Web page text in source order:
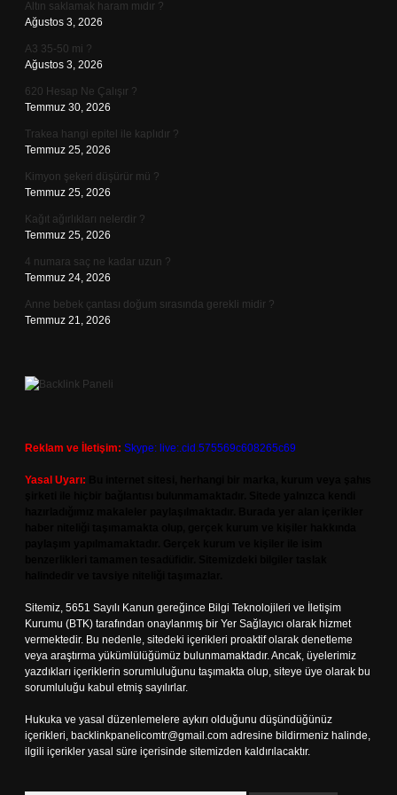
Altın saklamak haram mıdır ?
Ağustos 3, 2026
A3 35-50 mi ?
Ağustos 3, 2026
620 Hesap Ne Çalışır ?
Temmuz 30, 2026
Trakea hangi epitel ile kaplıdır ?
Temmuz 25, 2026
Kimyon şekeri düşürür mü ?
Temmuz 25, 2026
Kağıt ağırlıkları nelerdir ?
Temmuz 25, 2026
4 numara saç ne kadar uzun ?
Temmuz 24, 2026
Anne bebek çantası doğum sırasında gerekli midir ?
Temmuz 21, 2026
Reklam ve İletişim: Skype: live:.cid.575569c608265c69
Yasal Uyarı:
Sitemiz, 5651 Sayılı Kanun gereğince Bilgi Teknolojileri ve İletişim
Kurumu (BTK) tarafından onaylanmış bir Yer Sağlayıcı olarak hizmet
vermektedir. Bu nedenle, sitedeki içerikleri proaktif olarak denetleme
veya araştırma yükümlülüğümüz bulunmamaktadır. Ancak, üyelerimiz
yazdıkları içeriklerin sorumluluğunu taşımakta olup, siteye üye olarak bu
sorumluluğu kabul etmiş sayılırlar.
Hukuka ve yasal düzenlemelere aykırı olduğunu düşündüğünüz
içerikleri, backlinkpanelicomtr@gmail.com adresine bildirmeniz halinde,
ilgili içerikler yasal süre içerisinde sitemizden kaldırılacaktır.